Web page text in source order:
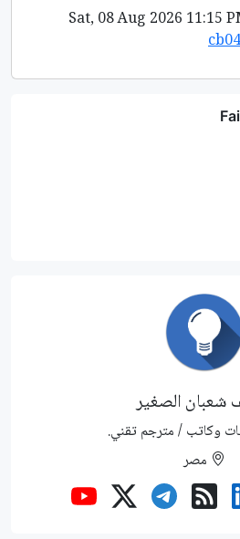
الصغير
وكاتب / مترجم تقني.
مصر